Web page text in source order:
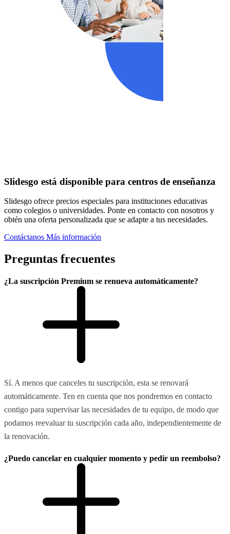
Slidesgo está disponible para centros de enseñanza
Slidesgo ofrece precios especiales para instituciones educativas
como colegios o universidades. Ponte en contacto con nosotros y
obtén una oferta personalizada que se adapte a tus necesidades.
Contáctanos Más información
Preguntas frecuentes
¿La suscripción Premium se renueva automáticamente?
Sí. A menos que canceles tu suscripción, esta se renovará
automáticamente. Ten en cuenta que nos pondremos en contacto
contigo para supervisar las necesidades de tu equipo, de modo que
podamos reevaluar tu suscripción cada año, independientemente de
la renovación.
¿Puedo cancelar en cualquier momento y pedir un reembolso?